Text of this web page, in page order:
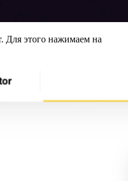
Для этого нажимаем на